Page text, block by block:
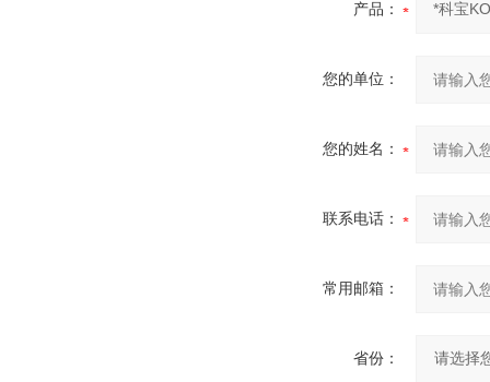
产品：
您的单位：
您的姓名：
联系电话：
常用邮箱：
省份：